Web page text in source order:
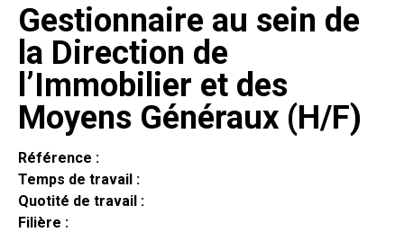
Gestionnaire au sein de
la Direction de
l’Immobilier et des
Moyens Généraux (H/F)
Référence :
Temps de travail :
Quotité de travail :
Filière :